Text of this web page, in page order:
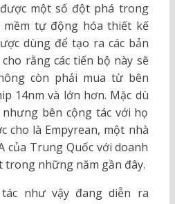
một số đột phá trong
mềm tự động hóa thiết kế
dùng để tạo ra các bản
rằng các tiến bộ này sẽ
còn phải mua từ bên
14nm và lớn hơn. Mặc dù
bên cộng tác với họ
cho là Empyrean, một nhà
của Trung Quốc với doanh
trong những năm gần đây.
như vậy đang diễn ra